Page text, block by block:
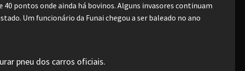
pontos onde ainda há bovinos. Alguns invasores continuam
Um funcionário da Funai chegou a ser baleado no ano
pneu dos carros oficiais.